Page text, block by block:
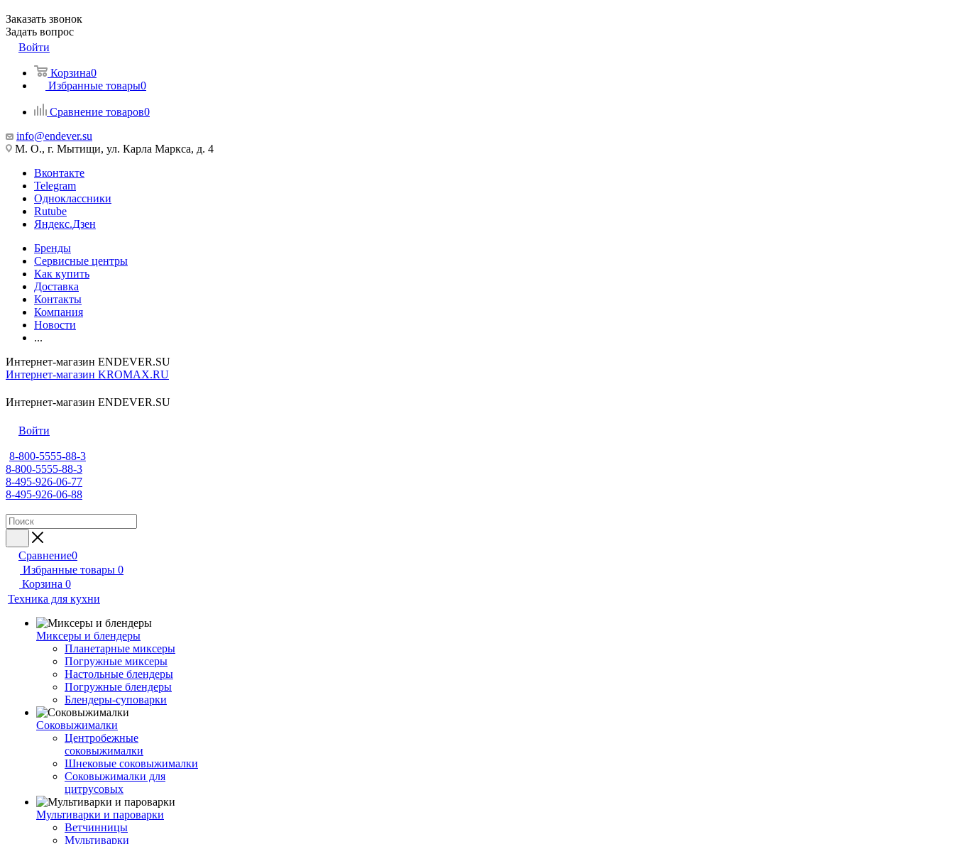
Заказать звонок
Задать вопрос
Войти
Корзина0
Избранные товары0
Сравнение товаров0
info@endever.su
М. О., г. Мытищи, ул. Карла Маркса, д. 4
Вконтакте
Telegram
Одноклассники
Rutube
Яндекс.Дзен
Бренды
Сервисные центры
Как купить
Доставка
Контакты
Компания
Новости
...
Интернет-магазин ENDEVER.SU
Интернет-магазин KROMAX.RU
Интернет-магазин ENDEVER.SU
Войти
8-800-5555-88-3
8-800-5555-88-3
8-495-926-06-77
8-495-926-06-88
Сравнение0
Избранные товары 0
Корзина 0
Техника для кухни
Миксеры и блендеры
Планетарные миксеры
Погружные миксеры
Настольные блендеры
Погружные блендеры
Блендеры-суповарки
Соковыжималки
Центробежные
соковыжималки
Шнековые соковыжималки
Соковыжималки для
цитрусовых
Мультиварки и пароварки
Ветчинницы
Мультиварки